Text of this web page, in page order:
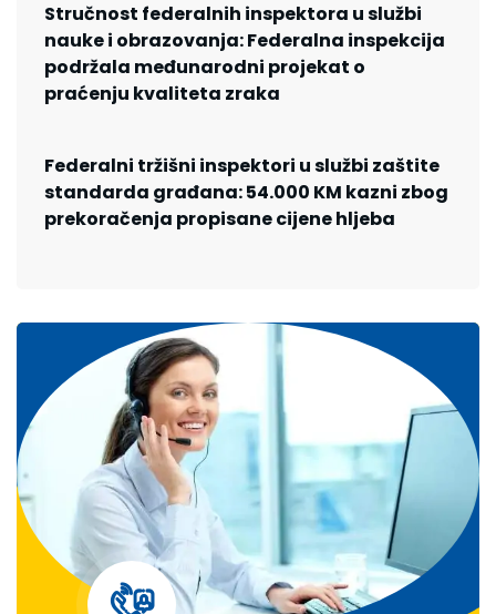
Stručnost federalnih inspektora u službi
nauke i obrazovanja: Federalna inspekcija
podržala međunarodni projekat o
praćenju kvaliteta zraka
Federalni tržišni inspektori u službi zaštite
standarda građana: 54.000 KM kazni zbog
prekoračenja propisane cijene hljeba